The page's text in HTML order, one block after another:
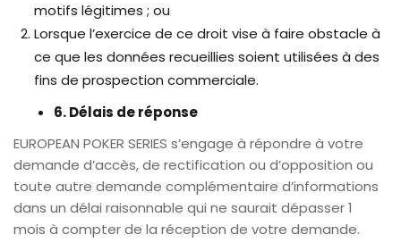
motifs légitimes ; ou
Lorsque l’exercice de ce droit vise à faire obstacle à
ce que les données recueillies soient utilisées à des
fins de prospection commerciale.
6. Délais de réponse
EUROPEAN POKER SERIES s’engage à répondre à votre
demande d’accès, de rectification ou d’opposition ou
toute autre demande complémentaire d’informations
dans un délai raisonnable qui ne saurait dépasser 1
mois à compter de la réception de votre demande.